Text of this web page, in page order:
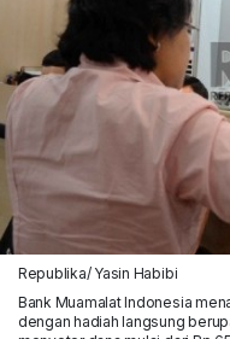
Republika/ Yasin Habibi
Bank Muamalat Indonesia
dengan hadiah langsung